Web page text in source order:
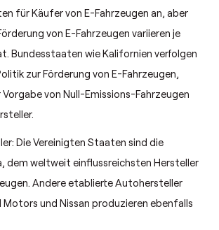
für Käufer von E-Fahrzeugen an, aber
von E-Fahrzeugen variieren je
Bundesstaaten wie Kalifornien verfolgen
zur Förderung von E-Fahrzeugen,
von Null-Emissions-Fahrzeugen
Die Vereinigten Staaten sind die
dem weltweit einflussreichsten Hersteller
Andere etablierte Autohersteller
Motors und Nissan produzieren ebenfalls